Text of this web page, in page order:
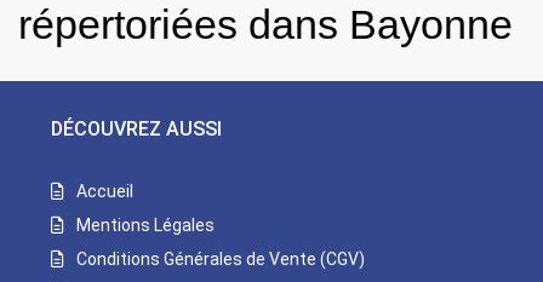
répertoriées dans Bayonne
DÉCOUVREZ AUSSI
Accueil
Mentions Légales
Conditions Générales de Vente (CGV)